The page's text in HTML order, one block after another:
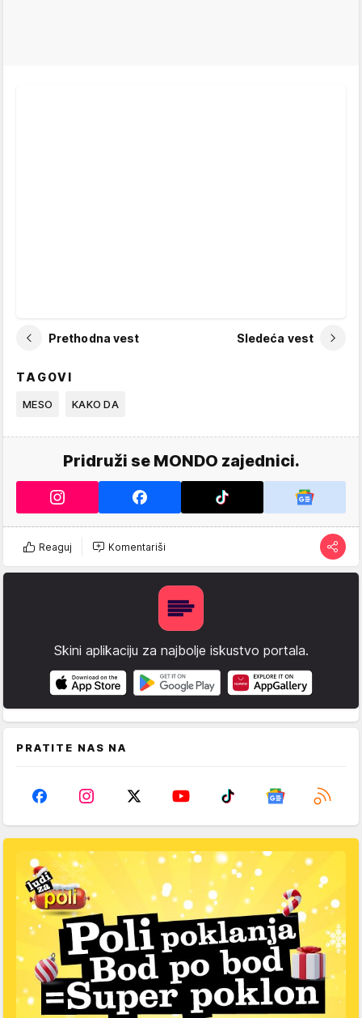
Prethodna vest Sledeća vest
TAGOVI
MESO KAKO DA
Pridruži se MONDO zajednici.
Reaguj Komentariši
Skini aplikaciju za najbolje iskustvo portala.
PRATITE NAS NA